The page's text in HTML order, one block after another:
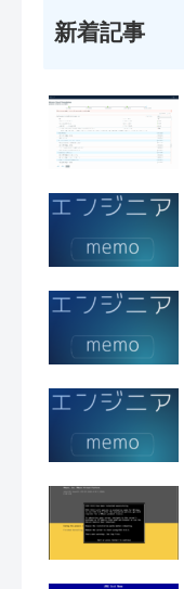
新着記事